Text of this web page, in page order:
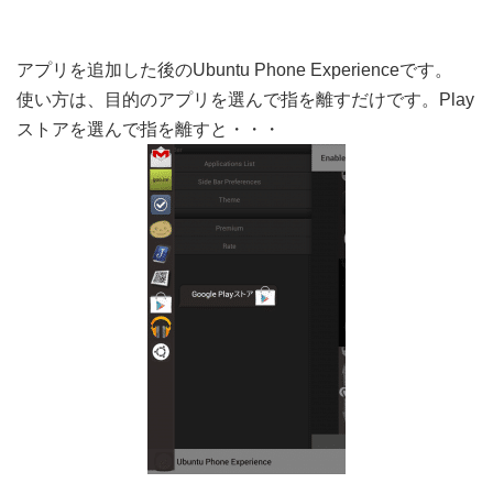
アプリを追加した後のUbuntu Phone Experienceです。
使い方は、目的のアプリを選んで指を離すだけです。Play
ストアを選んで指を離すと・・・